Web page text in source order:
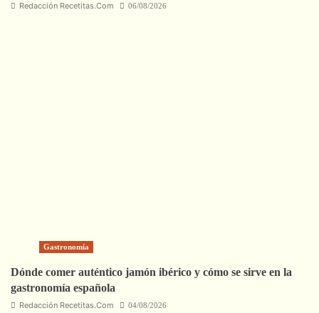
Redacción Recetitas.Com 06/08/2026
Gastronomía
Dónde comer auténtico jamón ibérico y cómo se sirve en la
gastronomía española
Redacción Recetitas.Com 04/08/2026